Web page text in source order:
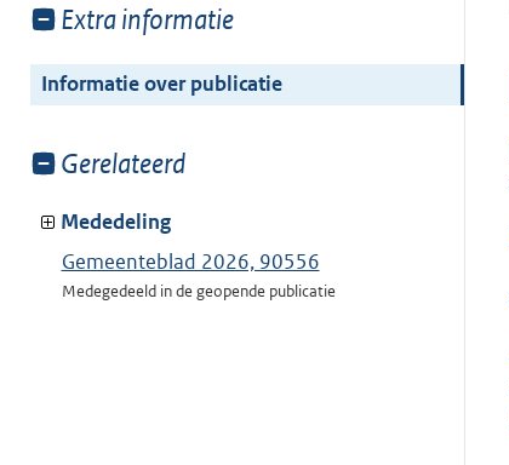
Toon
van:
Extra informatie
Informatie over publicatie
Toon
van:
Gerelateerd
Mededeling
Gemeenteblad 2026, 90556
Medegedeeld in de geopende publicatie